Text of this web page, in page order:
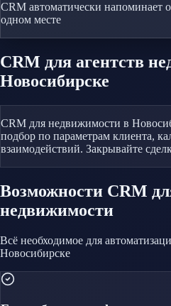
CRM автоматически напоминает
одном месте
CRM для агентств
Новосибирске
CRM для недвижимости в
подбор по параметрам клиента,
взаимодействий. Закрывайте
Возможности CRM
недвижимости
Всё необходимое для
Новосибирске